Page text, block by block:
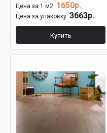
Цена за 1 м2: 1650р.
Цена за упаковку: 3663р.
Купить